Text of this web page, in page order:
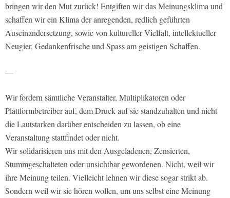
bringen wir den Mut zurück! Entgiften wir das Meinungsklima und
schaffen wir ein Klima der anregenden, redlich geführten
Auseinandersetzung, sowie von kultureller Vielfalt, intellektueller
Neugier, Gedankenfrische und Spass am geistigen Schaffen.
—
Wir fordern sämtliche Veranstalter, Multiplikatoren oder
Plattformbetreiber auf, dem Druck auf sie standzuhalten und nicht
die Lautstarken darüber entscheiden zu lassen, ob eine
Veranstaltung stattfindet oder nicht.
Wir solidarisieren uns mit den Ausgeladenen, Zensierten,
Stummgeschalteten oder unsichtbar gewordenen. Nicht, weil wir
ihre Meinung teilen. Vielleicht lehnen wir diese sogar strikt ab.
Sondern weil wir sie hören wollen, um uns selbst eine Meinung